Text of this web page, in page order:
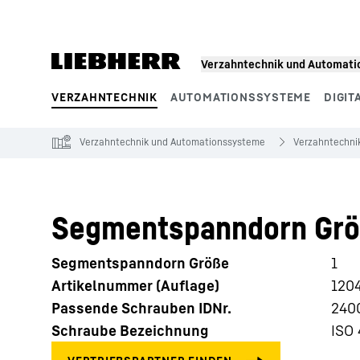
Verzahntechnik und
VERZAHNTECHNIK AUTOMATIONSSYSTEME
Produktsegmente
Verzahntechnik und Automationssysteme
Segmentspanndorn
Segmentspanndorn Größe
1
Artikelnummer (Auflage)
Passende Schrauben IDNr.
Schraube Bezeichnung
ISO